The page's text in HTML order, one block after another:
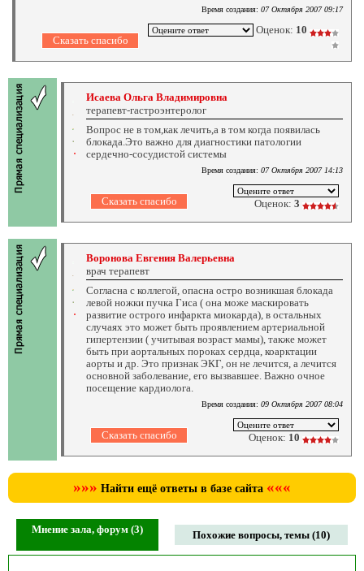
Время создания: 07 Октября 2007 09:17
Оценок: 10
Исаева Ольга Владимировна
терапевт-гастроэнтеролог
Вопрос не в том,как лечить,а в том когда появилась
блокада.Это важно для диагностики патологии
сердечно-сосудистой системы
Время создания: 07 Октября 2007 14:13
Оценок: 3
Воронова Евгения Валерьевна
врач терапевт
Согласна с коллегой, опасна остро возникшая блокада
левой ножки пучка Гиса ( она може маскировать
развитие острого инфаркта миокарда), в остальных
случаях это может быть проявлением артериальной
гипертензии ( учитывая возраст мамы), также может
быть при аортальных пороках сердца, коарктации
аорты и др. Это признак ЭКГ, он не лечится, а лечится
основной заболевание, его вызвавшее. Важно очное
посещение кардиолога.
Время создания: 09 Октября 2007 08:04
Оценок: 10
»»» Найти ещё ответы в базе сайта «««
Мнение зала, форум (3) Похожие вопросы, темы (10)